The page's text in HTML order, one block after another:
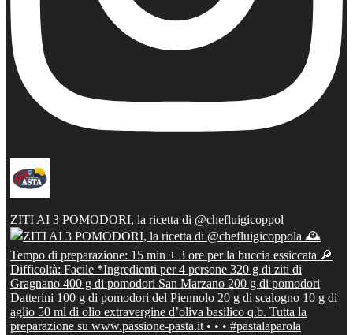
ZITI AI 3 POMODORI, la ricetta di @chefluigicoppol